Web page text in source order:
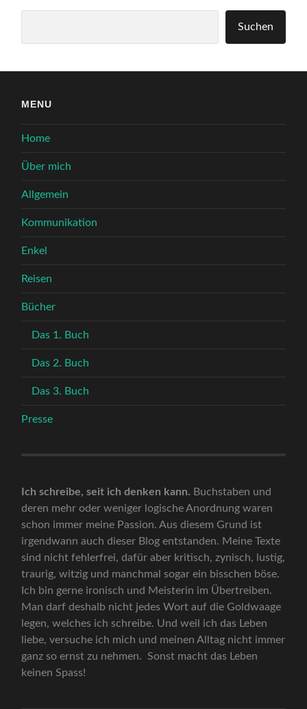
Suchen
MENU
Home
Über mich
Allgemein
Kommunikation
Enkel
Reisen
Bücher
Das 1. Buch
Das 2. Buch
Das 3. Buch
Presse
Ich schreibe, seit ich denken kann. Buchstaben und
deren mehr oder weniger logische Anordnung waren
schon immer meine Passion. Aus diesem Grund ist
irgendwann auch dieser Blog entstanden. Meine Texte
sind nicht fehlerfrei, dafür aber kritisch, zynisch, lustig,
traurig, witzig und manchmal sogar ein bisschen böse.
Ich bin gerne ironisch und Meisterin im Übertreiben.
Man darf deshalb nicht jedes Wort auf die Goldwaage
legen, welches ich schreibe. Und weil ich das Leben
liebe, versuche ich mich und meinen Alltag nicht immer
ganz so ernst zu nehmen. Sonst macht das Leben
keinen Spass!